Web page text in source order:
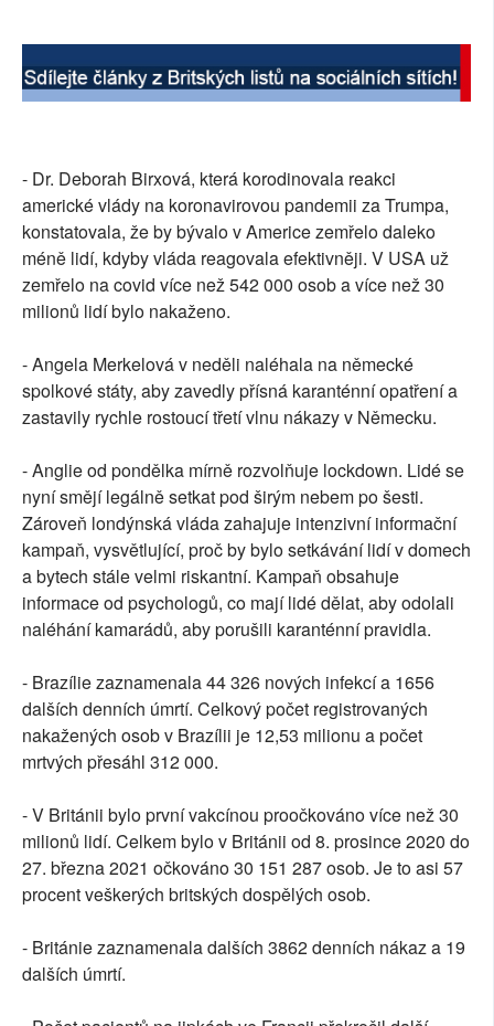
- Dr. Deborah Birxová, která korodinovala reakci
americké vlády na koronavirovou pandemii za Trumpa,
konstatovala, že by bývalo v Americe zemřelo daleko
méně lidí, kdyby vláda reagovala efektivněji. V USA už
zemřelo na covid více než 542 000 osob a více než 30
milionů lidí bylo nakaženo.
- Angela Merkelová v neděli naléhala na německé
spolkové státy, aby zavedly přísná karanténní opatření a
zastavily rychle rostoucí třetí vlnu nákazy v Německu.
- Anglie od pondělka mírně rozvolňuje lockdown. Lidé se
nyní smějí legálně setkat pod širým nebem po šesti.
Zároveň londýnská vláda zahajuje intenzivní informační
kampaň, vysvětlující, proč by bylo setkávání lidí v domech
a bytech stále velmi riskantní. Kampaň obsahuje
informace od psychologů, co mají lidé dělat, aby odolali
naléhání kamarádů, aby porušili karanténní pravidla.
- Brazílie zaznamenala 44 326 nových infekcí a 1656
dalších denních úmrtí. Celkový počet registrovaných
nakažených osob v Brazílii je 12,53 milionu a počet
mrtvých přesáhl 312 000.
- V Británii bylo první vakcínou proočkováno více než 30
milionů lidí. Celkem bylo v Británii od 8. prosince 2020 do
27. března 2021 očkováno 30 151 287 osob. Je to asi 57
procent veškerých britských dospělých osob.
- Británie zaznamenala dalších 3862 denních nákaz a 19
dalších úmrtí.